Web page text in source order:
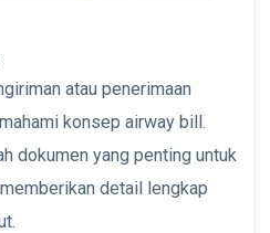
atau penerimaan
konsep airway bill.
dokumen yang penting untuk
detail lengkap